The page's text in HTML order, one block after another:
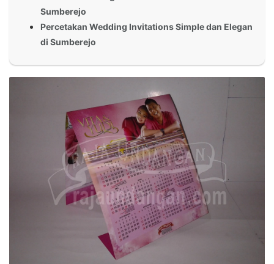
Sumberejo
Percetakan Wedding Invitations Simple dan Elegan
di Sumberejo